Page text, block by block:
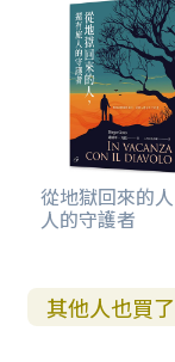
從地獄回來的
人的守護者
其他人也買了